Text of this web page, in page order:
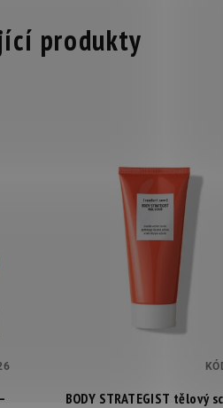
produkty
BODY STRATEGIST tělový